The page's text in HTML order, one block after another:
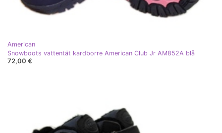
American
Snowboots vattentät kardborre American Club Jr AM852A blå
72,00 €